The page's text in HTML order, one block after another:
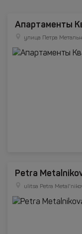
Апартаменты
улица Петра
Petra
ulitsa Petra